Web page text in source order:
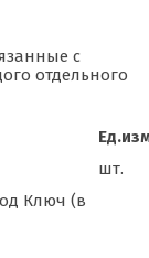
с
отдельного
шт.
Ключ (в